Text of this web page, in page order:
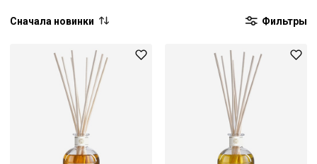
Сначала новинки Фильтры